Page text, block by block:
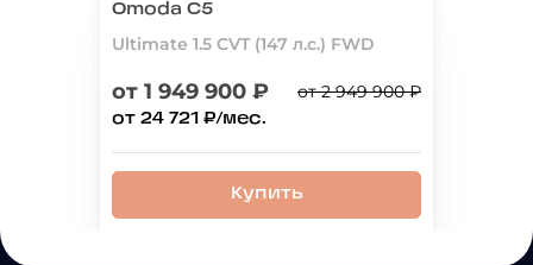
Omoda C5
Ultimate 1.5 CVT (147 л.с.) FWD
от 1 949 900 ₽ от 2 949 900 ₽
от 24 721 ₽/мес.
Купить